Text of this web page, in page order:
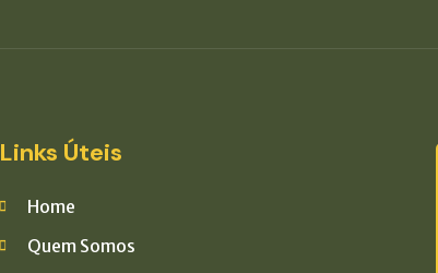
Links Úteis
Home
Quem Somos